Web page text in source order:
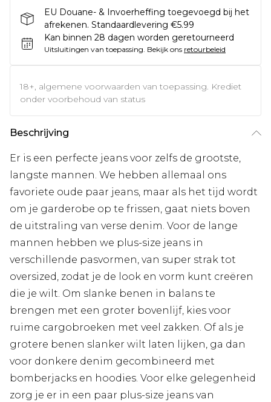
EU Douane- & Invoerheffing toegevoegd bij het
afrekenen. Standaardlevering €5.99
Kan binnen 28 dagen worden geretourneerd
Uitsluitingen van toepassing. Bekijk ons retourbeleid
18+, algemene voorwaarden van toepassing. Krediet
onder voorbehoud van status
Beschrijving
Er is een perfecte jeans voor zelfs de grootste,
langste mannen. We hebben allemaal ons
favoriete oude paar jeans, maar als het tijd wordt
om je garderobe op te frissen, gaat niets boven
de uitstraling van verse denim. Voor de lange
mannen hebben we plus-size jeans in
verschillende pasvormen, van super strak tot
oversized, zodat je de look en vorm kunt creëren
die je wilt. Om slanke benen in balans te
brengen met een groter bovenlijf, kies voor
ruime cargobroeken met veel zakken. Of als je
grotere benen slanker wilt laten lijken, ga dan
voor donkere denim gecombineerd met
bomberjacks en hoodies. Voor elke gelegenheid
zorg je er in een paar plus-size jeans van